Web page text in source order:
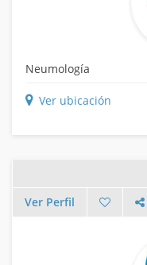
Neumología
Ver ubicación
Ver Perfil